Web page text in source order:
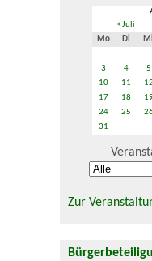
< Juli
Mo
Di Mi
3
4 5
10
11 12
17
18
24
25
31
Zur